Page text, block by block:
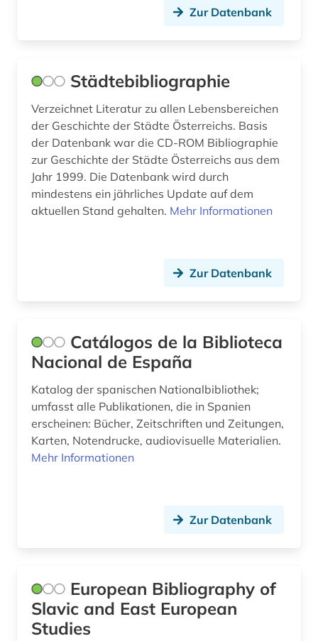
mundartliteratur (1)
musik (2)
musikalien (1)
musikaufnahme (1)
musikschrifttum (1)
nationalbibliografie (44)
nationalbibliothek (14)
nationalsozialismus (1)
natur (1)
nepal (1)
neuseeland (2)
neuzeit (1)
Zur Datenbank
Städtebibliographie
Verzeichnet Literatur zu allen Lebensbereichen
der Geschichte der Städte Österreichs. Basis
der Datenbank war die CD-ROM Bibliographie
zur Geschichte der Städte Österreichs aus dem
Jahr 1999. Die Datenbank wird durch
mindestens ein jährliches Update auf dem
aktuellen Stand gehalten. Mehr Informationen
Zur Datenbank
Catálogos de la Biblioteca
Nacional de España
Katalog der spanischen Nationalbibliothek;
umfasst alle Publikationen, die in Spanien
erscheinen: Bücher, Zeitschriften und Zeitungen,
Karten, Notendrucke, audiovisuelle Materialien.
Mehr Informationen
Zur Datenbank
European Bibliography of
Slavic and East European
Studies